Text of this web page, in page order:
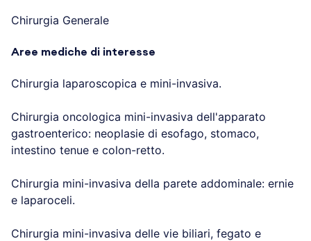
Chirurgia Generale
Aree mediche di interesse
Chirurgia laparoscopica e mini-invasiva.
Chirurgia oncologica mini-invasiva dell'apparato
gastroenterico: neoplasie di esofago, stomaco,
intestino tenue e colon-retto.
Chirurgia mini-invasiva della parete addominale: ernie
e laparoceli.
Chirurgia mini-invasiva delle vie biliari, fegato e